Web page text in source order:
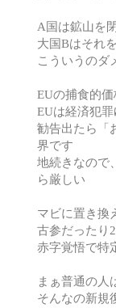
A国は鉱山を
大国Bはそれ
こういうのダ
EUの捕食的
EUは経済犯
勧告出たら「
界です
地続きなので
ら厳しい
マビに置き換
古参だったり
赤字覚悟で特
まぁ普通の人
そんなの新規